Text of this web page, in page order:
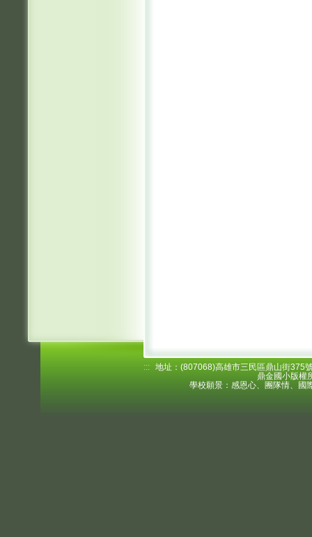
::: 地址：(807068)高雄市三民區鼎山街
鼎金國小版權
學校願景：感恩心、團隊情、國